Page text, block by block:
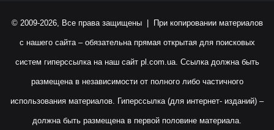
© 2009-2026, Все права защищены | При копировании материалов
с нашего сайта – обязательна прямая открытая для поисковых
систем гиперссылка на наш сайт pl.com.ua. Ссылка должна быть
размещена в независимости от полного либо частичного
использования материалов. Гиперссылка (для интернет- изданий) –
должна быть размещена в первой половине материала.